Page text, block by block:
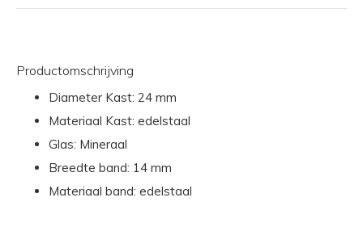
Productomschrijving
Diameter Kast: 24 mm
Materiaal Kast: edelstaal
Glas: Mineraal
Breedte band: 14 mm
Materiaal band: edelstaal